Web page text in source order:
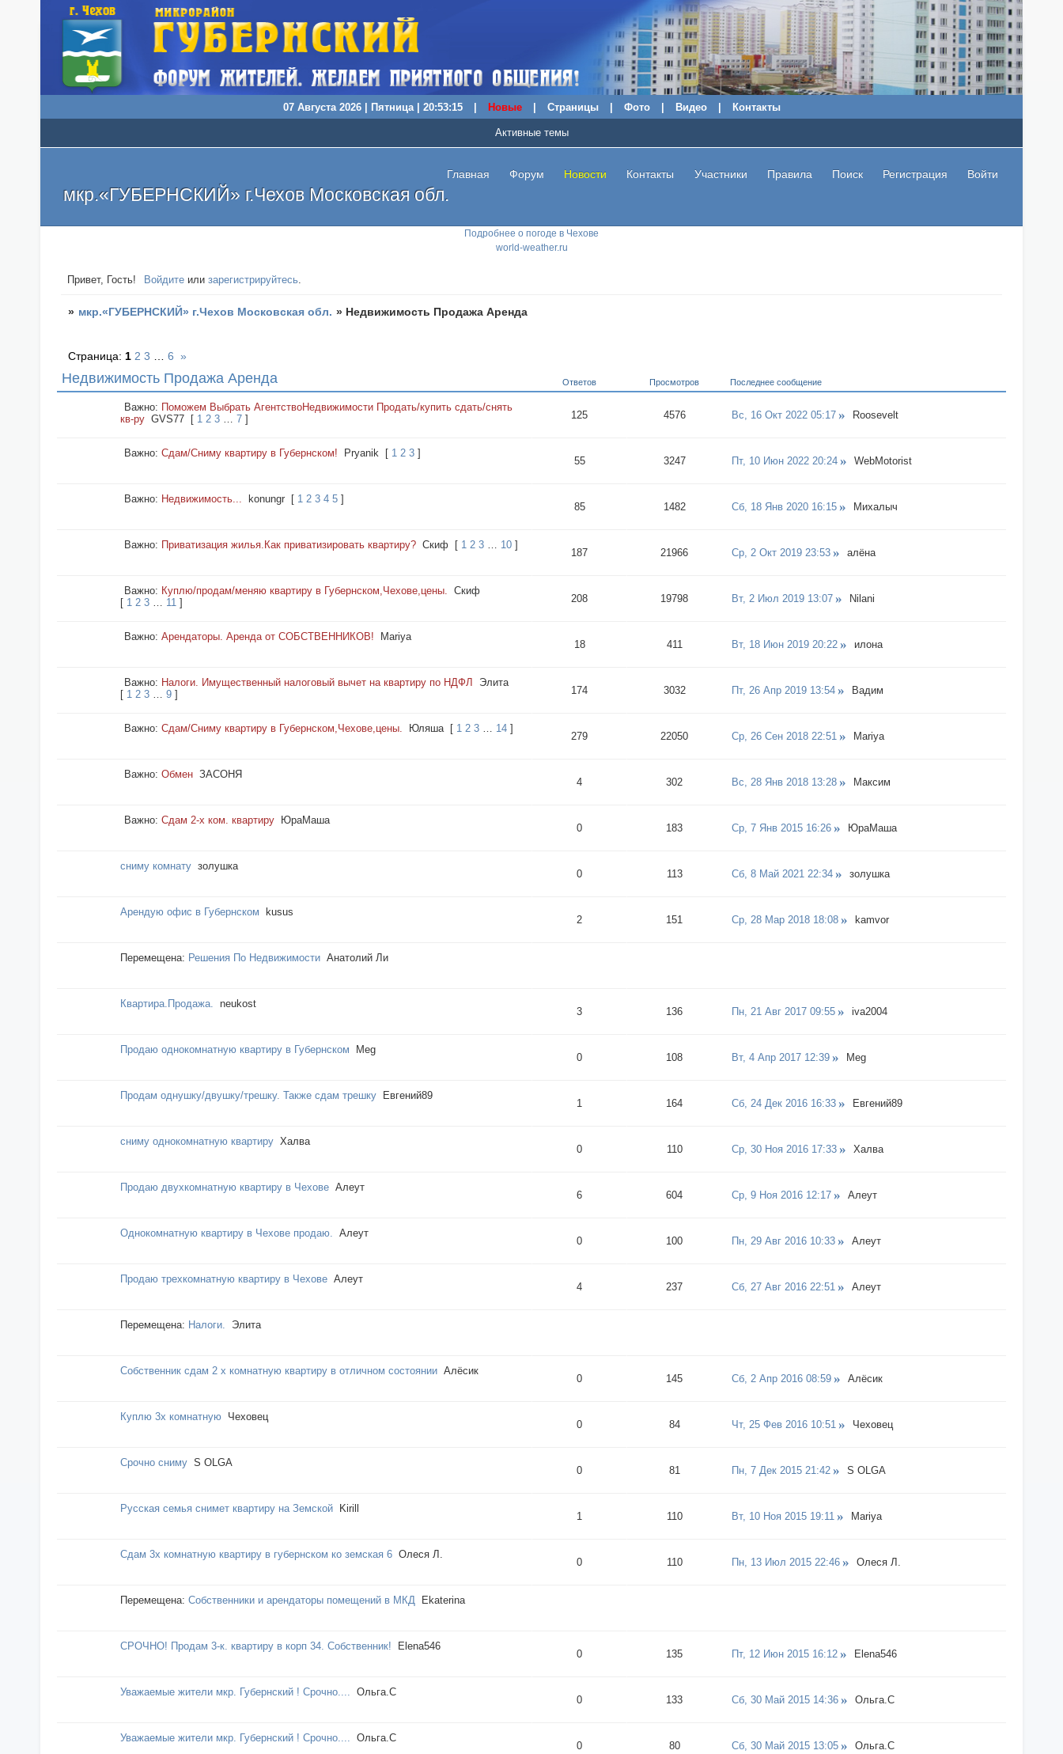
07 Августа 2026 | Пятница | 20:53:16 Новые Страницы Фото Видео Контакты
Подробнее о погоде в Чехове
world-weather.ru
мкр.«ГУБЕРНСКИЙ» г.Чехов Московская обл.
Главная Форум Новости Контакты Участники Правила Поиск Регистрация Войти
Активные темы
Привет, Гость! Войдите илизарегистрируйтесь.
» мкр.«ГУБЕРНСКИЙ» г.Чехов Московская обл. » Недвижимость Продажа Аренда
Недвижимость Продажа Аренда
Страница:1 2 3 … 6 »
Ответов Просмотров Последнее сообщение
Важно: Поможем Выбрать АгентствоНедвижимости Продать/купить сдать/снять
кв-ру GVS77 [ 1 2 3 … 7 ] 125 4576 Вс, 16 Окт 2022 05:17 Roosevelt
Важно: Сдам/Сниму квартиру в Губернском! Pryanik [ 1 2 3 ]
55 3247 Пт, 10 Июн 2022 20:24 WebMotorist
Важно: Недвижимость... konungr [ 1 2 3 4 5 ]
85 1482 Сб, 18 Янв 2020 16:15 Михалыч
Важно: Приватизация жилья.Как приватизировать квартиру? Cкиф [ 1 2 3 … 10 ]
187 21966 Ср, 2 Окт 2019 23:53 алёна
Важно: Куплю/продам/меняю квартиру в Губернском,Чехове,цены. Cкиф
[ 1 2 3 … 11 ] 208 19798 Вт, 2 Июл 2019 13:07 Nilani
Важно: Арендаторы. Аренда от СОБСТВЕННИКОВ! Mariya
18 411 Вт, 18 Июн 2019 20:22 илона
Важно: Налоги. Имущественный налоговый вычет на квартиру по НДФЛ
Элита
[ 1 2 3 … 9 ] 174 3032 Пт, 26 Апр 2019 13:54 Вадим
Важно: Сдам/Сниму квартиру в Губернском,Чехове,цены. Юляша [ 1 2 3 … 14 ]
279 22050 Ср, 26 Сен 2018 22:51 Mariya
Важно: Обмен ЗАСОНЯ
4 302 Вс, 28 Янв 2018 13:28 Максим
Важно: Сдам 2-х ком. квартиру ЮраМаша
0 183 Ср, 7 Янв 2015 16:26 ЮраМаша
сниму комнату золушка
0 113 Сб, 8 Май 2021 22:34 золушка
Арендую офис в Губернском kusus
2 151 Ср, 28 Мар 2018 18:08 kamvor
Перемещена: Решения По Недвижимости Анатолий Ли
Квартира.Продажа. neukost
3 136 Пн, 21 Авг 2017 09:55 iva2004
Продаю однокомнатную квартиру в Губернском Meg
0 108 Вт, 4 Апр 2017 12:39 Meg
Продам однушку/двушку/трешку. Также сдам трешку Евгений89
1 164 Сб, 24 Дек 2016 16:33 Евгений89
сниму однокомнатную квартиру Халва
0 110 Ср, 30 Ноя 2016 17:33 Халва
Продаю двухкомнатную квартиру в Чехове Алеут
6 604 Ср, 9 Ноя 2016 12:17 Алеут
Однокомнатную квартиру в Чехове продаю. Алеут
0 100 Пн, 29 Авг 2016 10:33 Алеут
Продаю трехкомнатную квартиру в Чехове Алеут
4 237 Сб, 27 Авг 2016 22:51 Алеут
Перемещена: Налоги. Элита
Собственник сдам 2 х комнатную квартиру в отличном состоянии Алёсик
0 145 Сб, 2 Апр 2016 08:59 Алёсик
Куплю 3х комнатную Чеховец
0 84 Чт, 25 Фев 2016 10:51 Чеховец
Срочно сниму S OLGA
0 81 Пн, 7 Дек 2015 21:42 S OLGA
Русская семья снимет квартиру на Земской Kirill
1 110 Вт, 10 Ноя 2015 19:11 Mariya
Сдам 3х комнатную квартиру в губернском ко земская 6 Олеся Л.
0 110 Пн, 13 Июл 2015 22:46 Олеся Л.
Перемещена: Собственники и арендаторы помещений в МКД Ekaterina
СРОЧНО! Продам 3-к. квартиру в корп 34. Собственник! Elena546
0 135 Пт, 12 Июн 2015 16:12 Elena546
Уважаемые жители мкр. Губернский ! Срочно.... Ольга.С
0 133 Сб, 30 Май 2015 14:36 Ольга.С
Уважаемые жители мкр. Губернский ! Срочно.... Ольга.С
0 80 Сб, 30 Май 2015 13:05 Ольга.С